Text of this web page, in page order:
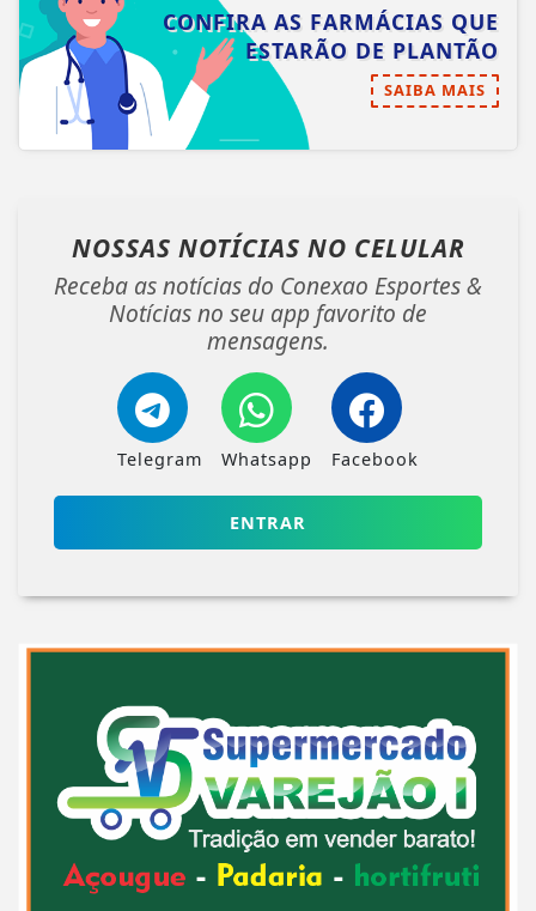
CONFIRA AS FARMÁCIAS QUE
ESTARÃO DE PLANTÃO
SAIBA MAIS
NOSSAS NOTÍCIAS NO CELULAR
Receba as notícias do Conexao Esportes &
Notícias no seu app favorito de
mensagens.
Telegram Whatsapp Facebook
ENTRAR